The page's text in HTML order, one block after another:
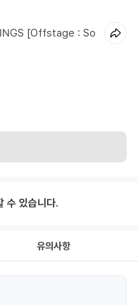
[Offstage : So
수 있습니다.
유의사항